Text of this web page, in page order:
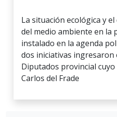
La situación ecológica y
del medio ambiente en la
instalado en la agenda
dos iniciativas ingresaron
Diputados provincial
Carlos del Frade